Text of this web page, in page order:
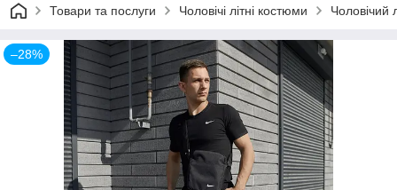
Товари та послуги Чоловічі літні костюми Чоловічий
–28%